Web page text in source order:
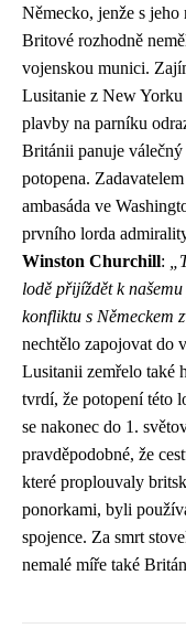
Německo, jenže s
Britové rozhodně
vojenskou munici.
Lusitanie z New
plavby na parníku
Británii panuje
potopena.
ambasáda ve
prvního lorda
Winston Churchill:
lodě přijíždět k
konfliktu s Německem
nechtělo zapojovat do
Lusitanii zemřelo také
tvrdí, že potopení této
se nakonec do 1.
pravděpodobné, že
které proplouvaly
ponorkami, byli
spojence. Za smrt
nemalé míře také